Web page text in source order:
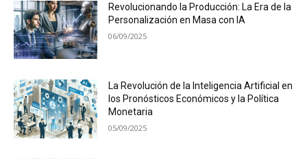
Revolucionando la Producción: La Era de la
Personalización en Masa con IA
06/09/2025
La Revolución de la Inteligencia Artificial en
los Pronósticos Económicos y la Política
Monetaria
05/09/2025